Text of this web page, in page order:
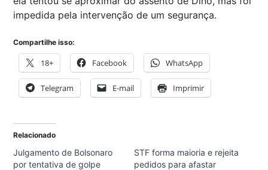
impedida pela intervenção de um segurança.
Compartilhe isso:
18+ Facebook WhatsApp
Telegram E-mail Imprimir
Relacionado
Julgamento de Bolsonaro
por tentativa de golpe
STF forma maioria e rejeita
pedidos para afastar